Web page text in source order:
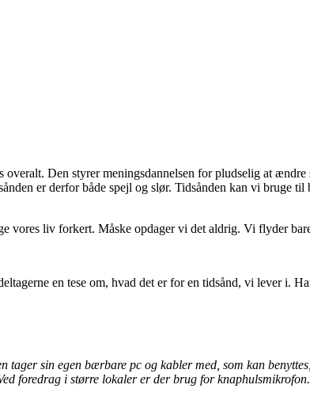
overalt. Den styrer meningsdannelsen for pludselig at
er derfor både spejl og slør. Tidsånden kan vi
vores liv forkert. Måske opdager vi det aldrig. Vi flyder
en tese om, hvad det er for en tidsånd, vi lever i.
sin egen bærbare pc og kabler med, som kan
foredrag i større lokaler er der brug for knaphulsmikrofon.